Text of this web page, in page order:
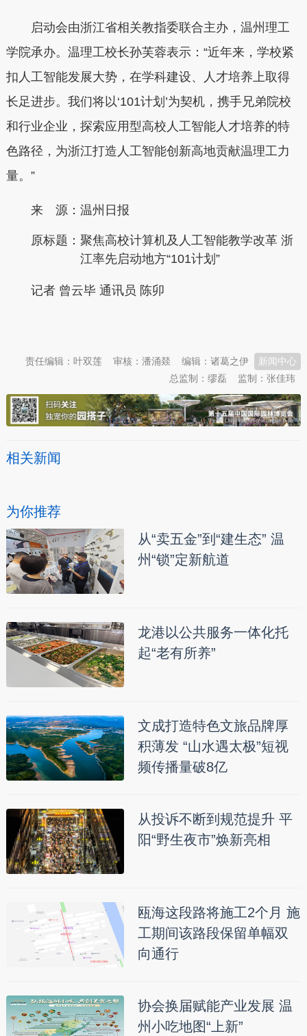
启动会由浙江省相关教指委联合主办，温州理工
学院承办。温理工校长孙芙蓉表示：“近年来，学校紧
扣人工智能发展大势，在学科建设、人才培养上取得
长足进步。我们将以‘101计划’为契机，携手兄弟院校
和行业企业，探索应用型高校人工智能人才培养的特
色路径，为浙江打造人工智能创新高地贡献温理工力
量。”
来 源：温州日报
原标题： 聚焦高校计算机及人工智能教学改革 浙
江率先启动地方“101计划”
记者 曾云毕 通讯员 陈卯
新闻中心
编辑：诸葛之伊
审核：潘涌燚
责任编辑：叶双莲
监制：张佳玮
总监制：缪磊
相关新闻
为你推荐
从“卖五金”到“建生态” 温
州“锁”定新航道
龙港以公共服务一体化托
起“老有所养”
文成打造特色文旅品牌厚
积薄发 “山水遇太极”短视
频传播量破8亿
从投诉不断到规范提升 平
阳“野生夜市”焕新亮相
瓯海这段路将施工2个月 施
工期间该路段保留单幅双
向通行
协会换届赋能产业发展 温
州小吃地图“上新”